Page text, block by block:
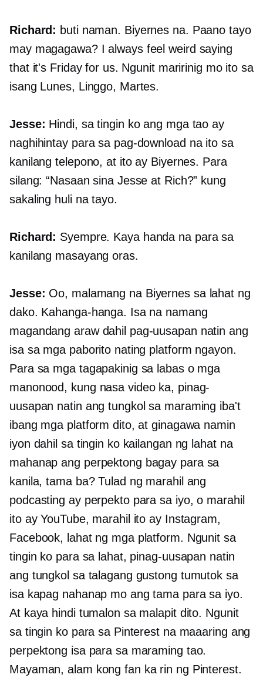
Richard: buti naman. Biyernes na. Paano tayo
may magagawa? I always feel weird saying
that it's Friday for us. Ngunit maririnig mo ito sa
isang Lunes, Linggo, Martes.
Jesse: Hindi, sa tingin ko ang mga tao ay
naghihintay para sa pag-download na ito sa
kanilang telepono, at ito ay Biyernes. Para
silang: “Nasaan sina Jesse at Rich?” kung
sakaling huli na tayo.
Richard: Syempre. Kaya handa na para sa
kanilang masayang oras.
Jesse: Oo, malamang na Biyernes sa lahat ng
dako. Kahanga-hanga. Isa na namang
magandang araw dahil pag-uusapan natin ang
isa sa mga paborito nating platform ngayon.
Para sa mga tagapakinig sa labas o mga
manonood, kung nasa video ka, pinag-
uusapan natin ang tungkol sa maraming iba't
ibang mga platform dito, at ginagawa namin
iyon dahil sa tingin ko kailangan ng lahat na
mahanap ang perpektong bagay para sa
kanila, tama ba? Tulad ng marahil ang
podcasting ay perpekto para sa iyo, o marahil
ito ay YouTube, marahil ito ay Instagram,
Facebook, lahat ng mga platform. Ngunit sa
tingin ko para sa lahat, pinag-uusapan natin
ang tungkol sa talagang gustong tumutok sa
isa kapag nahanap mo ang tama para sa iyo.
At kaya hindi tumalon sa malapit dito. Ngunit
sa tingin ko para sa Pinterest na maaaring ang
perpektong isa para sa maraming tao.
Mayaman, alam kong fan ka rin ng Pinterest.